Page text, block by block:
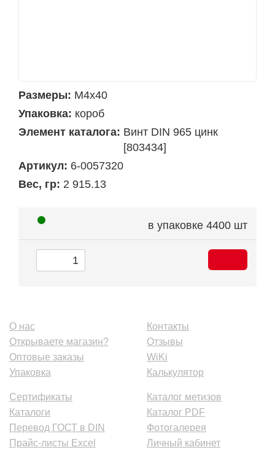
Размеры: М4х40
Упаковка: короб
Элемент каталога: Винт DIN 965 цинк
[803434]
Артикул: 6-0057320
Вес, гр: 2 915.13
в упаковке 4400 шт
О нас
Открываете магазин?
Оптовые заказы
Упаковка
Контакты
Отзывы
WiKi
Калькулятор
Сертификаты
Каталоги
Перевод ГОСТ в DIN
Прайс-листы Excel
Каталог метизов
Каталог PDF
Фотогалерея
Личный кабинет